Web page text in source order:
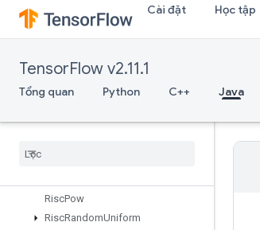
Cài đặt Học tập
TensorFlow v2.11.1
Tổng quan Python C++ Java
RiscLogicalAnd
RiscLogicalOr
RiscMul
RiscPow
RiscRandomUniform